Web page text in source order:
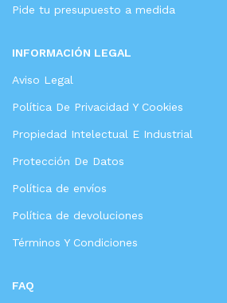
Pide tu presupuesto a medida
INFORMACIÓN LEGAL
Aviso Legal
Política De Privacidad Y Cookies
Propiedad Intelectual E Industrial
Protección De Datos
Política de envíos
Política de devoluciones
Términos Y Condiciones
FAQ